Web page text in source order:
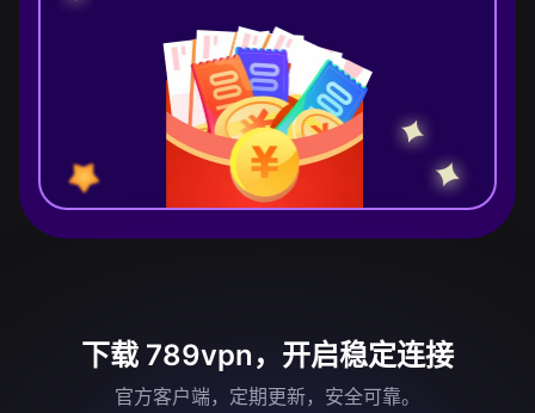
下载 789vpn，开启稳定连接
官方客户端，定期更新，安全可靠。